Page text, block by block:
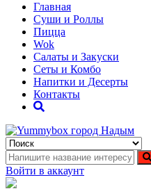
Главная
Суши и Роллы
Пицца
Wok
Салаты и Закуски
Сеты и Комбо
Напитки и Десерты
Контакты
Yummybox город Надым
Суши, роллы, пицца, вок в
автономный округ
Войти в аккаунт